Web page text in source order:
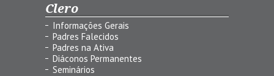
Clero
Informações Gerais
Padres Falecidos
Padres na Ativa
Diáconos Permanentes
Seminários